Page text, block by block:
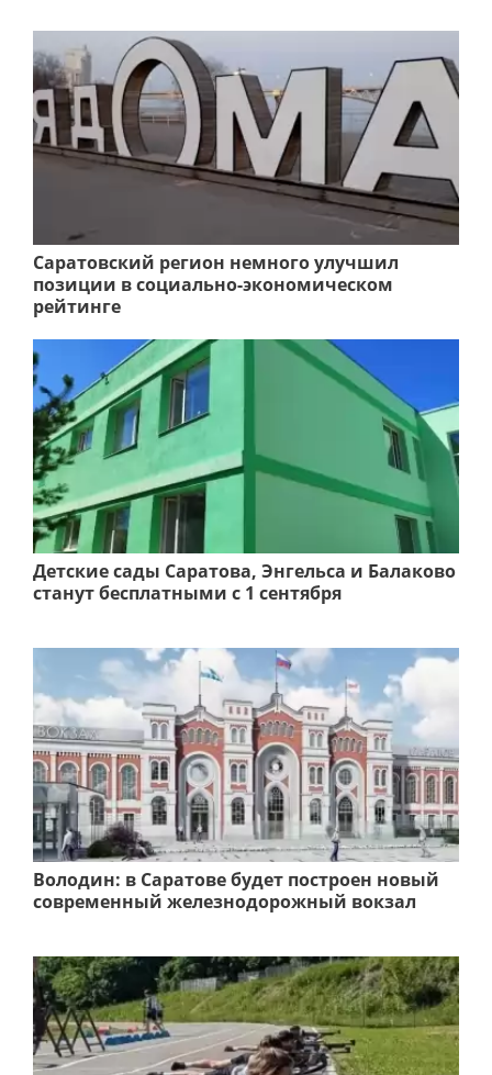
Саратовский регион немного улучшил
позиции в социально-экономическом
рейтинге
Детские сады Саратова, Энгельса и Балаково
станут бесплатными с 1 сентября
Володин: в Саратове будет построен новый
современный железнодорожный вокзал